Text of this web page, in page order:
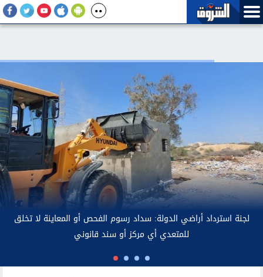
لجنة استرداد
فيديو مشاجرة فتاة وسائق أوبر بكفالة مالية